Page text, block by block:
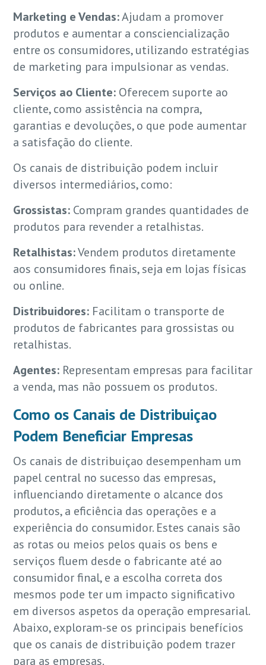
Marketing e Vendas:Ajudam a promover
produtos e aumentar a consciencialização
entre os consumidores, utilizando estratégias
de marketing para impulsionar as vendas.
Serviços ao Cliente: Oferecem suporte ao
cliente, como assistência na compra,
garantias e devoluções, o que pode aumentar
a satisfação do cliente.
Os canais de distribuição podem incluir
diversos intermediários, como:
Grossistas: Compram grandes quantidades de
produtos para revender a retalhistas.
Retalhistas:Vendem produtos diretamente
aos consumidores finais, seja em lojas físicas
ou online.
Distribuidores: Facilitam o transporte de
produtos de fabricantes para grossistas ou
retalhistas.
Agentes: Representam empresas para facilitar
a venda, mas não possuem os produtos.
Como os Canais de Distribuiçao
Podem Beneficiar Empresas
Os canais de distribuiçao desempenham um
papel central no sucesso das empresas,
influenciando diretamente o alcance dos
produtos, a eficiência das operações e a
experiência do consumidor. Estes canais são
as rotas ou meios pelos quais os bens e
serviços fluem desde o fabricante até ao
consumidor final, e a escolha correta dos
mesmos pode ter um impacto significativo
em diversos aspetos da operação empresarial.
Abaixo, exploram-se os principais benefícios
que os canais de distribuição podem trazer
para as empresas.